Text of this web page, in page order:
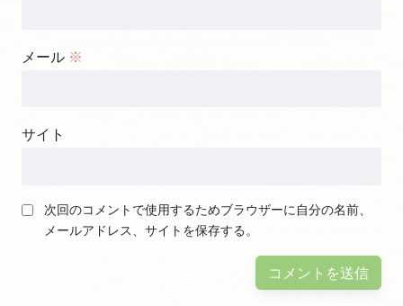
メール ※
サイト
次回のコメントで使用するためブラウザーに自分の名前、
メールアドレス、サイトを保存する。